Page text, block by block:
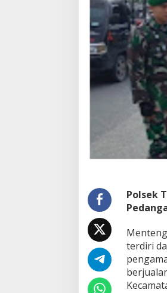
Polsek
terdiri